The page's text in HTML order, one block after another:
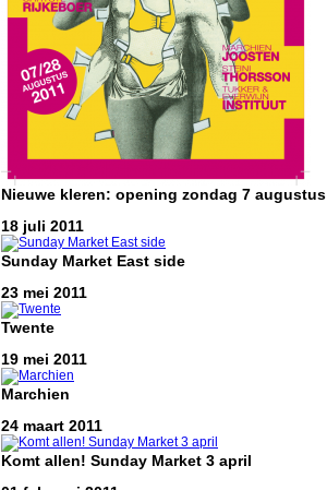
Nieuwe kleren: opening zondag 7 augustus
18 juli 2011
Sunday Market East side
23 mei 2011
Twente
19 mei 2011
Marchien
24 maart 2011
Komt allen! Sunday Market 3 april